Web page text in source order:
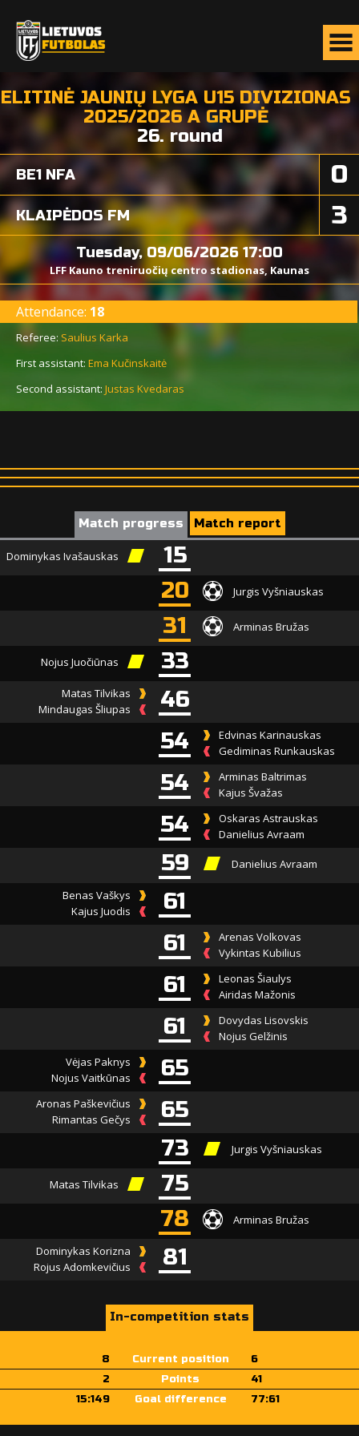
ELITINĖ JAUNIŲ LYGA U15 DIVIZIONAS
2025/2026 A GRUPĖ
26. round
0
BE1 NFA
KLAIPĖDOS FM 3
Tuesday, 09/06/2026 17:00
LFF Kauno treniruočių centro stadionas, Kaunas
Attendance: 18
Referee: Saulius Karka
First assistant: Ema Kučinskaitė
Second assistant: Justas Kvedaras
Match progress Match report
Dominykas Ivašauskas
15
20
Jurgis Vyšniauskas
31 Arminas Bružas
Nojus Juočiūnas 33
Matas Tilvikas
Mindaugas Šliupas
46
54
Edvinas Karinauskas
Gediminas Runkauskas
54
Arminas Baltrimas
Kajus Švažas
54
Oskaras Astrauskas
Danielius Avraam
59 Danielius Avraam
Benas Vaškys
Kajus Juodis
61
61
Arenas Volkovas
Vykintas Kubilius
61
Leonas Šiaulys
Airidas Mažonis
61
Dovydas Lisovskis
Nojus Gelžinis
Vėjas Paknys
Nojus Vaitkūnas
65
Aronas Paškevičius
Rimantas Gečys
65
73
Jurgis Vyšniauskas
Matas Tilvikas
75
78
Arminas Bružas
Dominykas Korizna
Rojus Adomkevičius
81
In-competition stats
8 Current position
6
2
Points
41
15:149
Goal difference 77:61